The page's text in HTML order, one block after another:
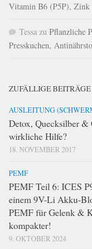
Vitamin B6 (P5P),
Tessa zu Pflanzliche
Presskuchen,
ZUFÄLLIGE BEITRÄGE
AUSLEITUNG
Detox, Quecksilber
wirkliche Hilfe?
18. NOVEMBER 2017
PEMF
PEMF Teil 6: ICES
einem 9V-Li Akku-
PEMF für Gelenk &
kompakter!
9. OKTOBER 2024